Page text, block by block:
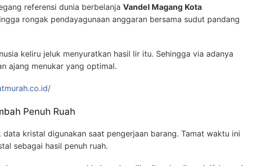
referensi dunia berbelanja Vandel Magang Kota
rongak pendayagunaan anggaran bersama sudut pandang
keliru jeluk menyuratkan hasil lir itu. Sehingga via adanya
ajang menukar yang optimal.
Penuh Ruah
kristal digunakan saat pengerjaan barang. Tamat waktu ini
sebagai hasil penuh ruah.